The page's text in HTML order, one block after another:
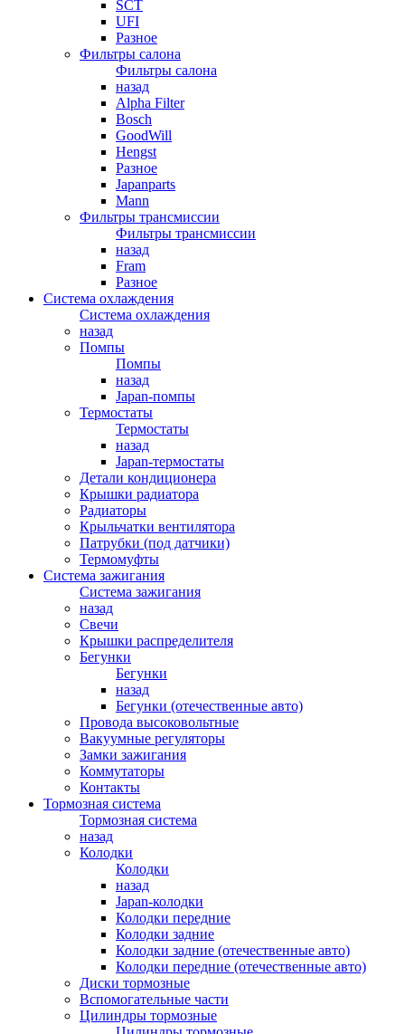
SCT
UFI
Разное
Фильтры салона
Фильтры салона
назад
Alpha Filter
Bosch
GoodWill
Hengst
Разное
Japanparts
Mann
Фильтры трансмиссии
Фильтры трансмиссии
назад
Fram
Разное
Система охлаждения
Система охлаждения
назад
Помпы
Помпы
назад
Japan-помпы
Термостаты
Термостаты
назад
Japan-термостаты
Детали кондиционера
Крышки радиатора
Радиаторы
Крыльчатки вентилятора
Патрубки (под датчики)
Термомуфты
Система зажигания
Система зажигания
назад
Свечи
Крышки распределителя
Бегунки
Бегунки
назад
Бегунки (отечественные авто)
Провода высоковольтные
Вакуумные регуляторы
Замки зажигания
Коммутаторы
Контакты
Тормозная система
Тормозная система
назад
Колодки
Колодки
назад
Japan-колодки
Колодки передние
Колодки задние
Колодки задние (отечественные авто)
Колодки передние (отечественные авто)
Диски тормозные
Вспомогательные части
Цилиндры тормозные